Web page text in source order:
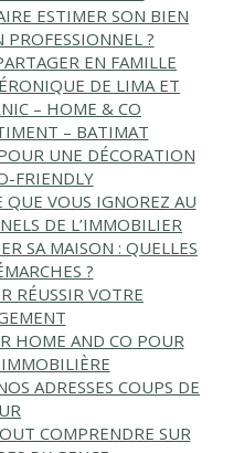
ESTIMER SON BIEN
?
EN FAMILLE
DE LIMA ET
– HOME & CO
– BATIMAT
UNE DÉCORATION
FRIENDLY
QUE VOUS IGNOREZ AU
DE L’IMMOBILIER
SA MAISON : QUELLES
?
RÉUSSIR VOTRE
HOME AND CO POUR
ADRESSES COUPS DE
COMPRENDRE SUR